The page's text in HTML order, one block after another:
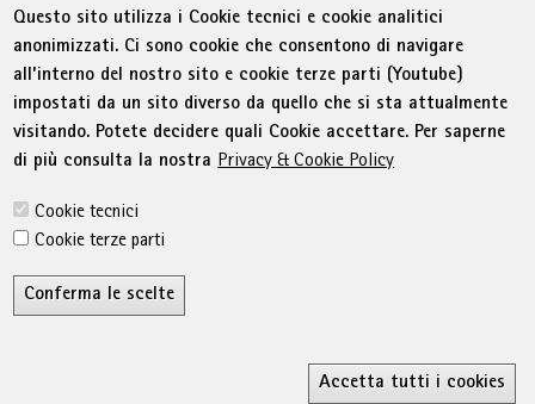
BolzanoPart. IVA 01716880214|administration-
as@bz.legalmail.camcom.it
Menu Footer
© WIFI Colophon Privacy
Condizioni generali
Dichiarazione sull'accessibilità
Sitemap
Amministrazione trasparente
Cookie Policy
Questo sito utilizza i Cookie tecnici e cookie analitici
anonimizzati. Ci sono cookie che consentono di navigare
all’interno del nostro sito e cookie terze parti (Youtube)
impostati da un sito diverso da quello che si sta attualmente
visitando. Potete decidere quali Cookie accettare. Per saperne
di più consulta la nostra Privacy & Cookie Policy
Cookie tecnici
Cookie terze parti
Conferma le scelte
Accetta tutti i cookies